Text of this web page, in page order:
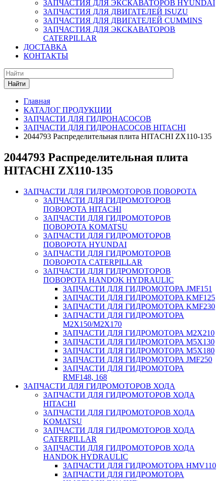
ЗАПЧАСТИЯ ДЛЯ ЭКСКАВАТОРОВ HYUNDAI
ЗАПЧАСТИЯ ДЛЯ ДВИГАТЕЛЕЙ ISUZU
ЗАПЧАСТИЯ ДЛЯ ДВИГАТЕЛЕЙ CUMMINS
ЗАПЧАСТИЯ ДЛЯ ЭКСКАВАТОРОВ
CATERPILLAR
ДОСТАВКА
КОНТАКТЫ
Найти
Главная
КАТАЛОГ ПРОДУКЦИИ
ЗАПЧАСТИ ДЛЯ ГИДРОНАСОСОВ
ЗАПЧАСТИ ДЛЯ ГИДРОНАСОСОВ HITACHI
2044793 Распределительная плита HITACHI ZX110-135
2044793 Распределительная плита
HITACHI ZX110-135
ЗАПЧАСТИ ДЛЯ ГИДРОМОТОРОВ ПОВОРОТА
ЗАПЧАСТИ ДЛЯ ГИДРОМОТОРОВ
ПОВОРОТА HITACHI
ЗАПЧАСТИ ДЛЯ ГИДРОМОТОРОВ
ПОВОРОТА KOMATSU
ЗАПЧАСТИ ДЛЯ ГИДРОМОТОРОВ
ПОВОРОТА HYUNDAI
ЗАПЧАСТИ ДЛЯ ГИДРОМОТОРОВ
ПОВОРОТА CATERPILLAR
ЗАПЧАСТИ ДЛЯ ГИДРОМОТОРОВ
ПОВОРОТА HANDOK HYDRAULIC
ЗАПЧАСТИ ДЛЯ ГИДРОМОТОРА JMF151
ЗАПЧАСТИ ДЛЯ ГИДРОМОТОРА KMF125
ЗАПЧАСТИ ДЛЯ ГИДРОМОТОРА KMF230
ЗАПЧАСТИ ДЛЯ ГИДРОМОТОРА
M2X150/M2X170
ЗАПЧАСТИ ДЛЯ ГИДРОМОТОРА M2X210
ЗАПЧАСТИ ДЛЯ ГИДРОМОТОРА M5X130
ЗАПЧАСТИ ДЛЯ ГИДРОМОТОРА M5X180
ЗАПЧАСТИ ДЛЯ ГИДРОМОТОРА JMF250
ЗАПЧАСТИ ДЛЯ ГИДРОМОТОРА
RMF148, 168
ЗАПЧАСТИ ДЛЯ ГИДРОМОТОРОВ ХОДА
ЗАПЧАСТИ ДЛЯ ГИДРОМОТОРОВ ХОДА
HITACHI
ЗАПЧАСТИ ДЛЯ ГИДРОМОТОРОВ ХОДА
KOMATSU
ЗАПЧАСТИ ДЛЯ ГИДРОМОТОРОВ ХОДА
CATERPILLAR
ЗАПЧАСТИ ДЛЯ ГИДРОМОТОРОВ ХОДА
HANDOK HYDRAULIC
ЗАПЧАСТИ ДЛЯ ГИДРОМОТОРА HMV110
ЗАПЧАСТИ ДЛЯ ГИДРОМОТОРА